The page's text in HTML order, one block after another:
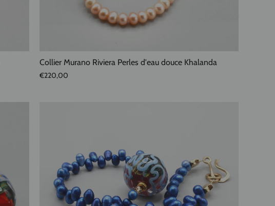
Collier Murano Riviera Perles d'eau douce Khalanda
€220,00